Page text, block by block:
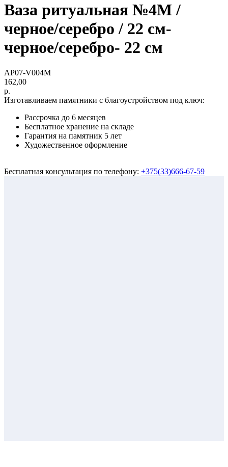
Ваза ритуальная №4М /
черное/серебро / 22 см-
черное/серебро- 22 см
AP07-V004M
162,00
р.
Изготавливаем памятники с благоустройством под ключ:
Рассрочка до 6 месяцев
Бесплатное хранение на складе
Гарантия на памятник 5 лет
Художественное оформление
Бесплатная консультация по телефону: +375(33)666-67-59